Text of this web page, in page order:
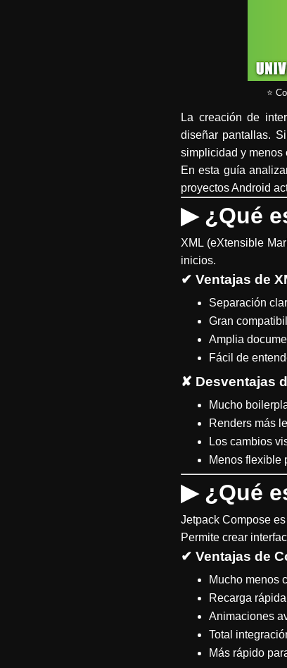
⭐
La creación de
diseñar pantallas.
simplicidad y menos
En esta guía
proyectos Android
▶ ¿Qué
XML (eXtensible
inicios.
✔ Ventajas de
Separación
Gran
Amplia
Fácil de
✘ Desventajas
Mucho
Renders más
Los cambios
Menos flexible
▶ ¿Qué
Jetpack Compose
Permite crear
✔ Ventajas de
Mucho menos
Recarga
Animaciones
Total
Más rápido